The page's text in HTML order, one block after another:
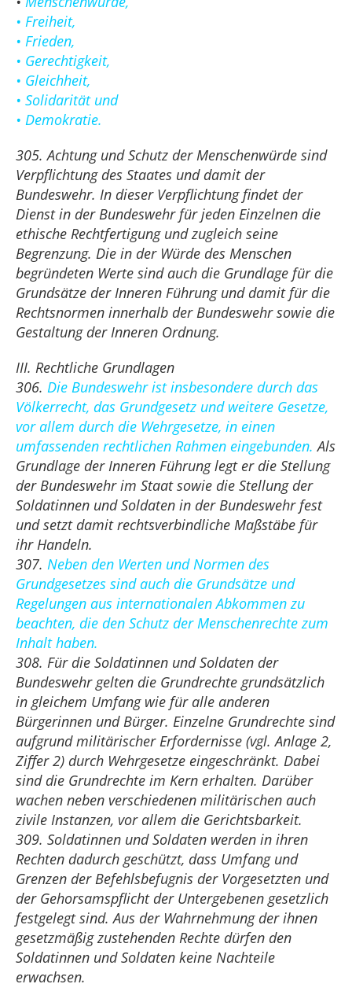
• Freiheit,
• Frieden,
• Gerechtigkeit,
• Gleichheit,
• Solidarität und
• Demokratie.
305. Achtung und Schutz der Menschenwürde sind
Verpflichtung des Staates und damit der
Bundeswehr. In dieser Verpflichtung findet der
Dienst in der Bundeswehr für jeden Einzelnen die
ethische Rechtfertigung und zugleich seine
Begrenzung. Die in der Würde des Menschen
begründeten Werte sind auch die Grundlage für die
Grundsätze der Inneren Führung und damit für die
Rechtsnormen innerhalb der Bundeswehr sowie die
Gestaltung der Inneren Ordnung.
III. Rechtliche Grundlagen
306. Die Bundeswehr ist insbesondere durch das
Völkerrecht, das Grundgesetz und weitere Gesetze,
vor allem durch die Wehrgesetze, in einen
umfassenden rechtlichen Rahmen eingebunden.Als
Grundlage der Inneren Führung legt er die Stellung
der Bundeswehr im Staat sowie die Stellung der
Soldatinnen und Soldaten in der Bundeswehr fest
und setzt damit rechtsverbindliche Maßstäbe für
ihr Handeln.
307. Neben den Werten und Normen des
Grundgesetzes sind auch die Grundsätze und
Regelungen aus internationalen Abkommen zu
beachten, die den Schutz der Menschenrechte zum
Inhalt haben.
308. Für die Soldatinnen und Soldaten der
Bundeswehr gelten die Grundrechte grundsätzlich
in gleichem Umfang wie für alle anderen
Bürgerinnen und Bürger. Einzelne Grundrechte sind
aufgrund militärischer Erfordernisse (vgl. Anlage 2,
Ziffer 2) durch Wehrgesetze eingeschränkt. Dabei
sind die Grundrechte im Kern erhalten. Darüber
wachen neben verschiedenen militärischen auch
zivile Instanzen, vor allem die Gerichtsbarkeit.
309. Soldatinnen und Soldaten werden in ihren
Rechten dadurch geschützt, dass Umfang und
Grenzen der Befehlsbefugnis der Vorgesetzten und
der Gehorsamspflicht der Untergebenen gesetzlich
festgelegt sind. Aus der Wahrnehmung der ihnen
gesetzmäßig zustehenden Rechte dürfen den
Soldatinnen und Soldaten keine Nachteile
erwachsen.